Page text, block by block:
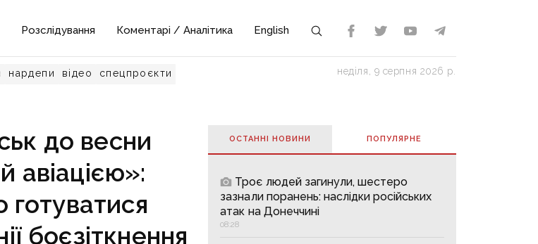
Розслідування Коментарі / Аналітика English
нардепи відео спецпроєкти неділя, 9 серпня 2026 р.
до весни
авіацією»:
готуватися
боєзіткнення
ОСТАННІ НОВИНИ ПОПУЛЯРНE
Троє людей загинули, шестеро
зазнали поранень: наслідки російських
атак на Донеччині
08:28